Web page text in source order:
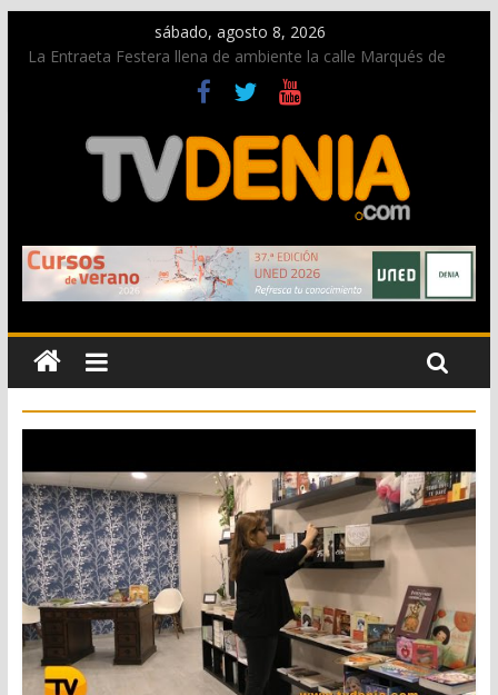
sábado, agosto 8, 2026
La Entraeta Festera llena de ambiente la calle Marqués de
Campo con la recepción a la Capitanía Cristiana
Dos personas fallecen en un grave accidente en la N-332
entre Benissa y Calp
Una nueva oportunidad para donar sangre en Cruz Roja
El bando moro protagonista en la Segunda Entraeta Festera
Paco Adsuar dona al Arxiu de Dénia más de 50.000 imágenes
de la memoria visual de la ciudad